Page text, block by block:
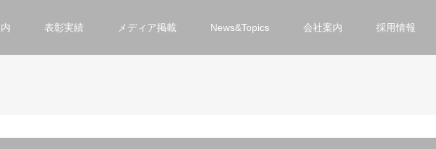
表彰実績 メディア掲載 News&Topics 会社案内 採用情報